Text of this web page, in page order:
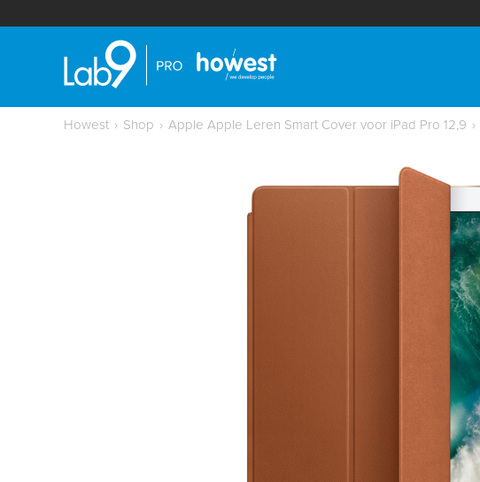
Howest › Shop › Apple Apple Leren Smart Cover voor iPad Pro 12,9 ›